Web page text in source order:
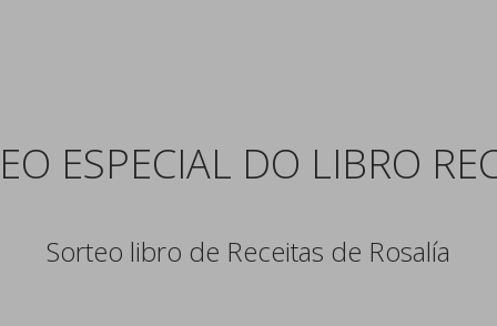
ESPECIAL DO LIBRO
Sorteo libro de Receitas de Rosalía